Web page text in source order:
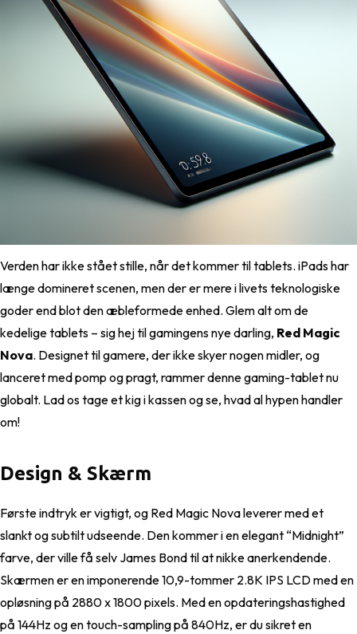
Verden har ikke stået stille, når det kommer til tablets. iPads har
længe domineret scenen, men der er mere i livets teknologiske
goder end blot den æbleformede enhed. Glem alt om de
kedelige tablets – sig hej til gamingens nye darling, Red Magic
Nova. Designet til gamere, der ikke skyer nogen midler, og
lanceret med pomp og pragt, rammer denne gaming-tablet nu
globalt. Lad os tage et kig i kassen og se, hvad al hypen handler
om!
Design & Skærm
Første indtryk er vigtigt, og Red Magic Nova leverer med et
slankt og subtilt udseende. Den kommer i en elegant “Midnight”
farve, der ville få selv James Bond til at nikke anerkendende.
Skærmen er en imponerende 10,9-tommer 2.8K IPS LCD med en
opløsning på 2880 x 1800 pixels. Med en opdateringshastighed
på 144Hz og en touch-sampling på 840Hz, er du sikret en